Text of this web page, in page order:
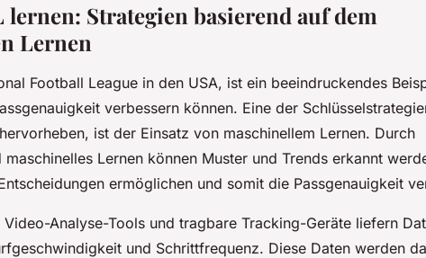
lernen: Strategien basierend auf dem
Lernen
Football League in den USA, ist ein beeindruckendes
verbessern können. Eine der
ist der Einsatz von maschinellem Lernen. Durch
maschinelles Lernen können Muster und Trends erkannt
ermöglichen und somit die Passgenauigkeit
Analyse-Tools und tragbare Tracking-Geräte liefern
und Schrittfrequenz. Diese Daten werden